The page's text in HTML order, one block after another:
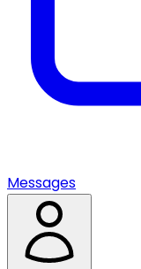
Messages